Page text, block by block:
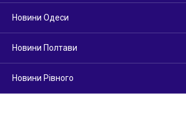
Новини Одеси
Новини Полтави
Новини Рівного